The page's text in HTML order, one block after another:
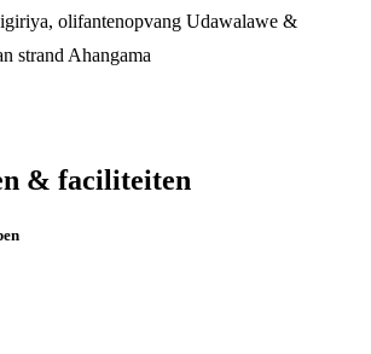
olifantenopvang Udawalawe &
strand Ahangama
& faciliteiten